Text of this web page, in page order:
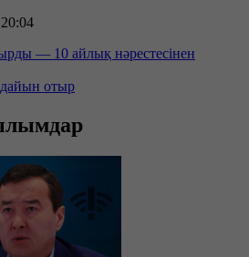
— 10 айлық нәрестесінен
отыр